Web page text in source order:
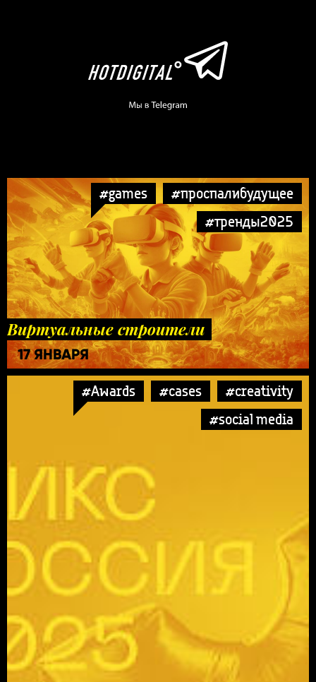
#games
#проспалибудущее
#тренды2025
Виртуальные строители
17 ЯНВАРЯ
#Awards #cases
#creativity
#social media